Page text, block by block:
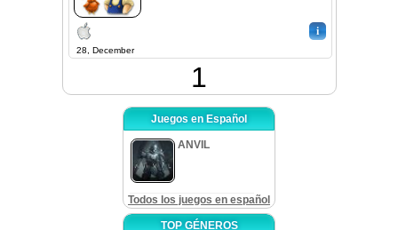
i
28, December
1
Juegos en Español
ANVIL
Todos los juegos en español
TOP GÉNEROS